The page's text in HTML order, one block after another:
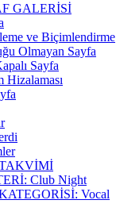
GALERİSİ
ve Biçimlendirme
Olmayan Sayfa
Sayfa
Hizalaması
Club Night
Vocal